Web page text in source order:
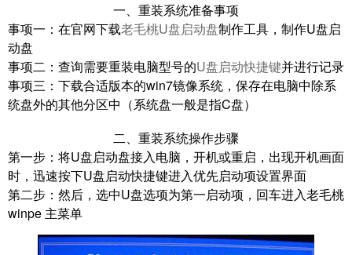
一、重装系统准备事项
事项一： 在官网下载老毛桃U盘启动盘制作工具，制作U盘启
动盘
事项二： 查询需要重装电脑型号的U盘启动快捷键并进行记录
事项三： 下载合适版本的win7镜像系统，保存在电脑中除系
统盘外的其他分区中（系统盘一般是指C盘）
二、重装系统操作步骤
第一步： 将U盘启动盘接入电脑，开机或重启，出现开机画面
时，迅速按下U盘启动快捷键进入优先启动项设置界面
第二步： 然后，选中U盘选项为第一启动项，回车进入老毛桃
winpe 主菜单